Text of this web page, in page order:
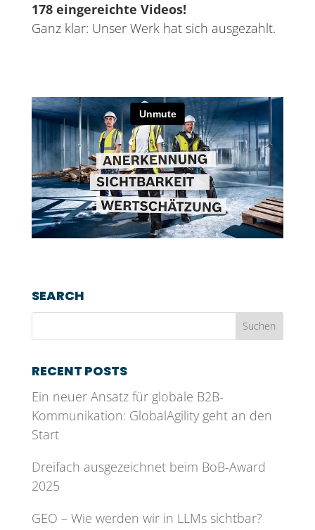
178 eingereichte Videos!
Ganz klar: Unser Werk hat sich ausgezahlt.
SEARCH
RECENT POSTS
Ein neuer Ansatz für globale B2B-
Kommunikation: GlobalAgility geht an den
Start
Dreifach ausgezeichnet beim BoB-Award
2025
GEO – Wie werden wir in LLMs sichtbar?